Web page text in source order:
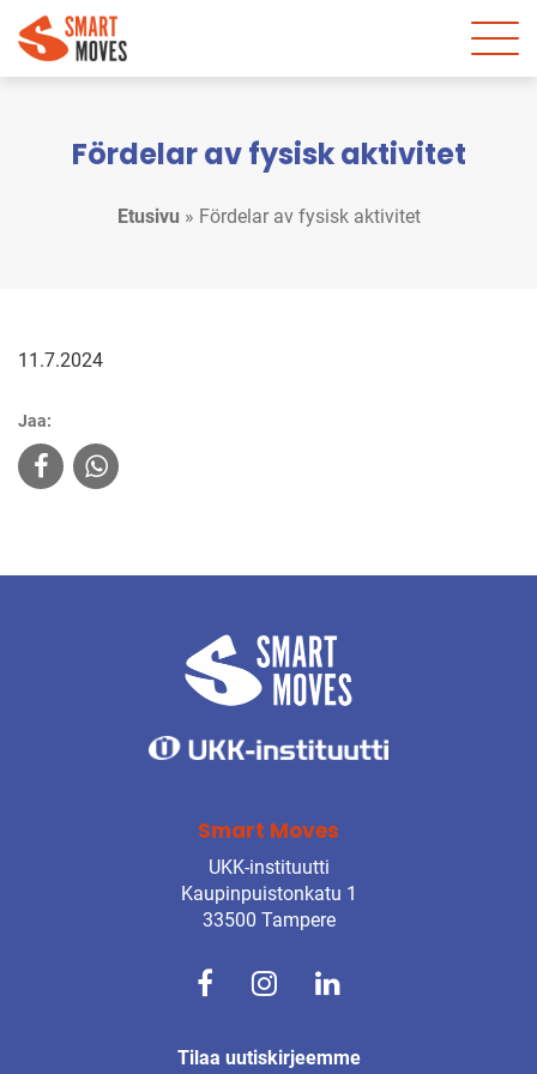
Fördelar av fysisk aktivitet
Etusivu » Fördelar av fysisk aktivitet
11.7.2024
Jaa:
Smart Moves
UKK-instituutti
Kaupinpuistonkatu 1
33500 Tampere
Tilaa uutiskirjeemme